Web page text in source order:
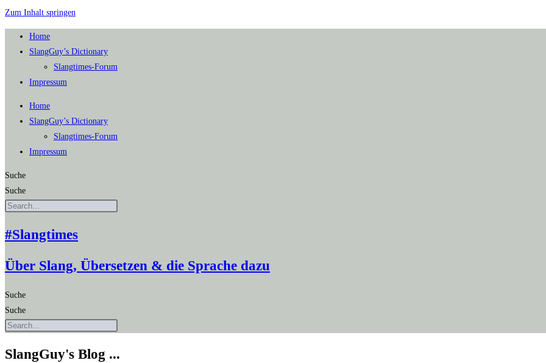
Zum Inhalt springen
Home
SlangGuy’s Dic­tion­a­ry
Slang­times-Forum
Impres­sum
Home
SlangGuy’s Dic­tion­a­ry
Slang­times-Forum
Impres­sum
Suche
Suche
#Slangtimes
Über Slang, Übersetzen & die Sprache dazu
Suche
Suche
SlangGuy's Blog ...